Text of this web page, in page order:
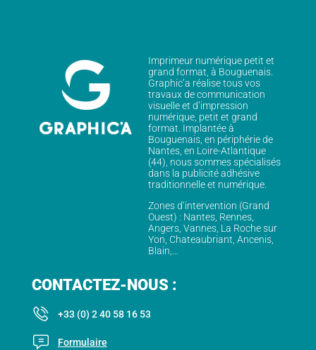
Imprimeur numérique petit et
grand format, à Bouguenais.
Graphic’a réalise tous vos
travaux de communication
visuelle et d’impression
numérique, petit et grand
format. Implantée à
Bouguenais, en périphérie de
Nantes, en Loire-Atlantique
(44), nous sommes spécialisés
dans la publicité adhésive
traditionnelle et numérique.
Zones d’intervention (Grand
Ouest) : Nantes, Rennes,
Angers, Vannes, La Roche sur
Yon, Chateaubriant, Ancenis,
Blain,…
CONTACTEZ-NOUS :
+33 (0) 2 40 58 16 53
Formulaire